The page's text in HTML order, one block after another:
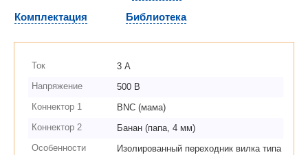
Комплектация
Библиотека
Ток
3 А
Напряжение
500 В
Коннектор 1
BNC (мама)
Коннектор 2
Банан (папа, 4 мм)
Особенности
Изолированный переходник вилка типа